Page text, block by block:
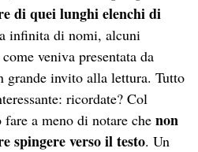
di quei lunghi elenchi di
infinita di nomi, alcuni
veniva presentata da
grande invito alla lettura. Tutto
ricordate? Col
fare a meno di notare chenon
spingere verso il testo. Un